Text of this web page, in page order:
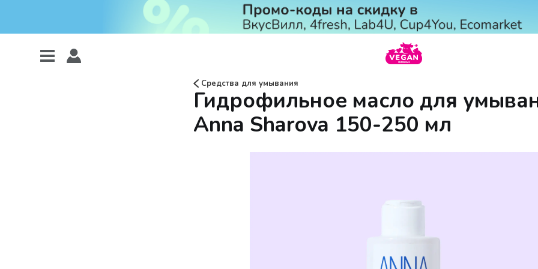
Средства для умывания
Гидрофильное масло для
Anna Sharova 150-250 мл